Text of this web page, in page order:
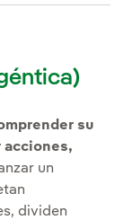
su
acciones,
un
dividen